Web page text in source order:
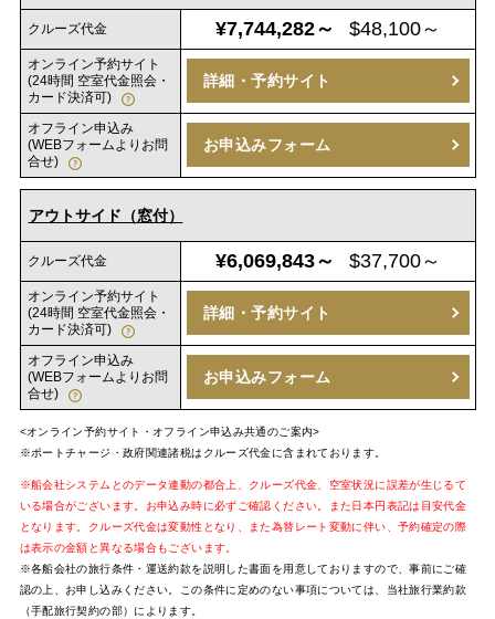
クルーズ代金 ¥7,744,282～ $48,100～
オンライン予約サイト
(24時間 空室代金照会・
カード決済可)
詳細・予約サイト
オフライン申込み
(WEBフォームよりお問
合せ)
お申込みフォーム
アウトサイド（窓付）
クルーズ代金 ¥6,069,843～ $37,700～
オンライン予約サイト
(24時間 空室代金照会・
カード決済可)
詳細・予約サイト
オフライン申込み
(WEBフォームよりお問
合せ)
お申込みフォーム
<オンライン予約サイト・オフライン申込み共通のご案内>
※ポートチャージ・政府関連諸税はクルーズ代金に含まれております。
※船会社システムとのデータ連動の都合上、クルーズ代金、空室状況に誤差が生じるて
いる場合がございます。お申込み時に必ずご確認ください。また日本円表記は目安代金
となります。クルーズ代金は変動性となり、また為替レート変動に伴い、予約確定の際
は表示の金額と異なる場合もございます。
※各船会社の旅行条件・運送約款を説明した書面を用意しておりますので、事前にご確
認の上、お申し込みください。この条件に定めのない事項については、当社旅行業約款
（手配旅行契約の部）によります。